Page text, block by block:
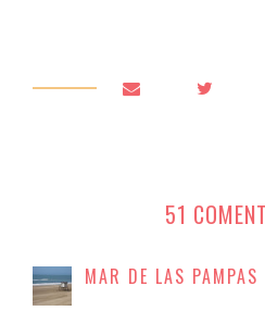
51
MAR DE LAS PAMPAS